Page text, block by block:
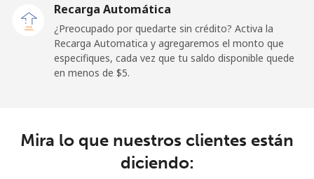
Celular ⁦38.5c⁩
Central African Republic
Recarga Automática
¿Preocupado por quedarte sin crédito? Activa la
Recarga Automatica y agregaremos el monto que
especifiques, cada vez que tu saldo disponible quede
en menos de ⁦$5⁩.
Mira lo que nuestros clientes están
diciendo: